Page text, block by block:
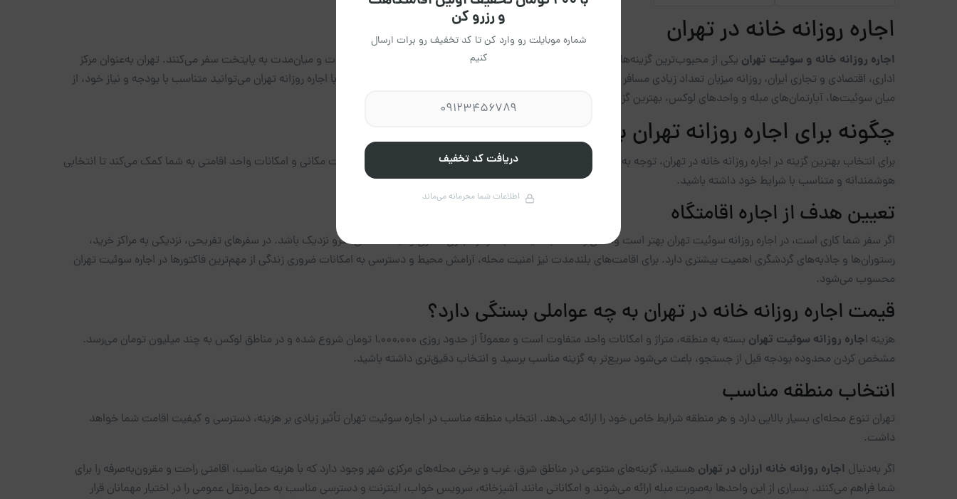
اجاره روزانه خانه در تهران
اجاره روزانه خانه و سوئیت تهران یکی از محبوب‌ترین گزینه‌ها برای افرادی است که با هدف سفر کاری، تفریحی یا اقامت کوتاه‌مدت و میان‌مدت به پایتخت سفر می‌کنند. تهران به‌عنوان مرکز
اداری، اقتصادی و تجاری ایران، روزانه میزبان تعداد زیادی مسافر است و انتخاب اقامتگاه مناسب نقش مهمی در کیفیت سفر دارد. با اجاره روزانه تهران می‌توانید متناسب با بودجه و نیاز خود، از
میان سوئیت‌ها، آپارتمان‌های مبله و واحدهای لوکس، بهترین گزینه را اجاره کرده و اقامتی راحت و بدون محدودیت را تجربه کنید.
چگونه برای اجاره روزانه تهران بهترین انتخاب را داشته باشیم؟
برای انتخاب بهترین گزینه در اجاره روزانه خانه در تهران، توجه به چند معیار اساسی ضروری است. بررسی هدف سفر، بودجه، موقعیت مکانی و امکانات واحد اقامتی به شما کمک می‌کند تا انتخابی
هوشمندانه و متناسب با شرایط خود داشته باشید.
تعیین هدف از اجاره اقامتگاه
اگر سفر شما کاری است، در اجاره روزانه سوئیت تهران بهتر است واحدی را انتخاب کنید که به مراکز تجاری، اداری و ایستگاه‌های مترو نزدیک باشد. در سفرهای تفریحی، نزدیکی به مراکز خرید،
رستوران‌ها و جاذبه‌های گردشگری اهمیت بیشتری دارد. برای اقامت‌های بلندمدت نیز امنیت محله، آرامش محیط و دسترسی به امکانات ضروری زندگی از مهم‌ترین فاکتورها در اجاره سوئیت تهران
محسوب می‌شود.
قیمت اجاره روزانه خانه در تهران به چه عواملی بستگی دارد؟
هزینه اجاره روزانه سوئیت تهران
بسته به منطقه، متراژ و امکانات واحد متفاوت است و معمولاً از حدود روزی ۱,۰۰۰,۰۰۰ تومان شروع شده و در مناطق لوکس به چند میلیون تومان می‌رسد.
مشخص کردن محدوده بودجه قبل از جستجو، باعث می‌شود سریع‌تر به گزینه مناسب برسید و انتخاب دقیق‌تری داشته باشید.
انتخاب منطقه مناسب
تهران تنوع محله‌ای بسیار بالایی دارد و هر منطقه شرایط خاص خود را ارائه می‌دهد. انتخاب منطقه مناسب در اجاره سوئیت تهران تأثیر زیادی بر هزینه، دسترسی و کیفیت اقامت شما خواهد
داشت.
اگر به‌دنبال اجاره روزانه خانه ارزان در تهران هستید، گزینه‌های متنوعی در مناطق شرق، غرب و برخی محله‌های مرکزی شهر وجود دارد که با هزینه مناسب، اقامتی راحت و مقرون‌به‌صرفه را برای
شما فراهم می‌کنند. بسیاری از این واحدها به‌صورت مبله ارائه می‌شوند و امکاناتی مانند آشپزخانه، سرویس خواب، اینترنت و دسترسی مناسب به حمل‌ونقل عمومی را در اختیار مهمانان قرار
و رزرو کن
شماره موبایلت رو وارد کن تا کد تخفیف رو برات ارسال
کنیم
دریافت کد تخفیف
اطلاعات شما محرمانه می‌ماند